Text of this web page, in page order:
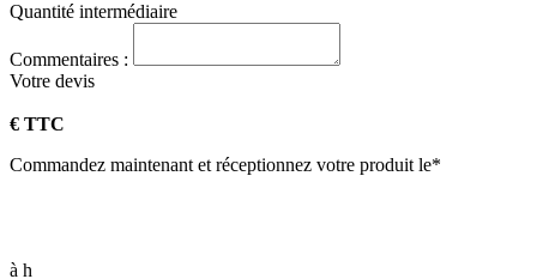
Quantité intermédiaire
Commentaires :
Votre devis
€ TTC
Commandez maintenant et réceptionnez votre produit le*
à h